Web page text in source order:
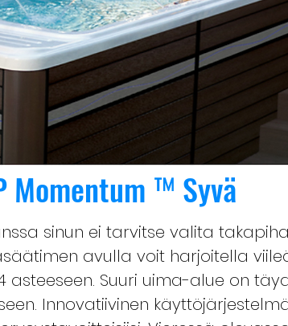
Momentum ™ Syvä
sinun ei tarvitse valita
avulla voit harjoitella
Suuri uima-alue on
Innovatiivinen